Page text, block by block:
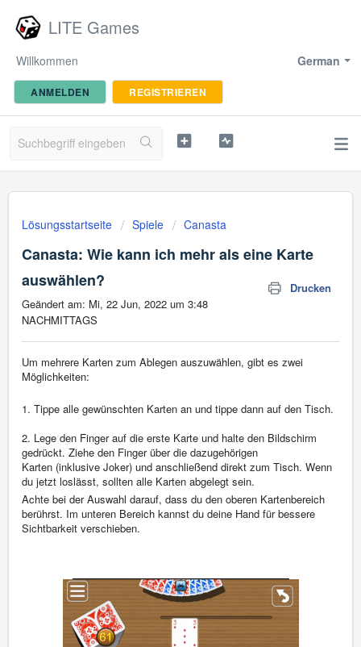
LITE Games
German
Willkommen
ANMELDEN REGISTRIEREN
Lösungsstartseite Spiele Canasta
Canasta: Wie kann ich mehr als eine Karte
auswählen?
Drucken
Geändert am: Mi, 22 Jun, 2022 um 3:48
NACHMITTAGS
Um mehrere Karten zum Ablegen auszuwählen, gibt es zwei
Möglichkeiten:
1. Tippe alle gewünschten Karten an und tippe dann auf den Tisch.
2. Lege den Finger auf die erste Karte und halte den Bildschirm
gedrückt. Ziehe den Finger über die dazugehörigen
Karten (inklusive Joker) und anschließend direkt zum Tisch. Wenn
du jetzt loslässt, sollten alle Karten abgelegt sein.
Achte bei der Auswahl darauf, dass du den oberen Kartenbereich
berührst. Im unteren Bereich kannst du deine Hand für bessere
Sichtbarkeit verschieben.